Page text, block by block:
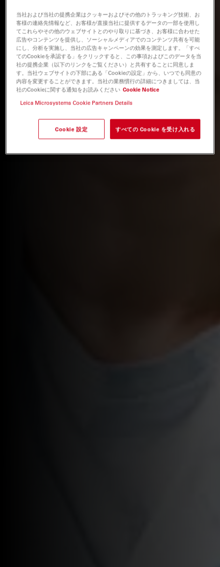
当社および当社の提携企業はクッキーおよびその他のトラッキング技術、お
客様の連絡先情報など、お客様が直接当社に提供するデータの一部を使用し
てこれらやその他のウェブサイトとのやり取りに基づき、お客様に合わせた
広告やコンテンツを提供し、ソーシャルメディアでのコンテンツ共有を可能
にし、分析を実施し、当社の広告キャンペーンの効果を測定します。「すべ
てのCookieを承認する」をクリックすると、この事項およびこのデータを当
社の提携企業（以下のリンクをご覧ください）と共有することに同意しま
す。当社ウェブサイトの下部にある「Cookieの設定」から、いつでも同意の
内容を変更することができます。当社の業務慣行の詳細につきましては、当
社のCookieに関する通知をお読みください Cookie Notice
Leica Microsystems Cookie Partners Details
Cookie 設定 すべての Cookie を受け入れる